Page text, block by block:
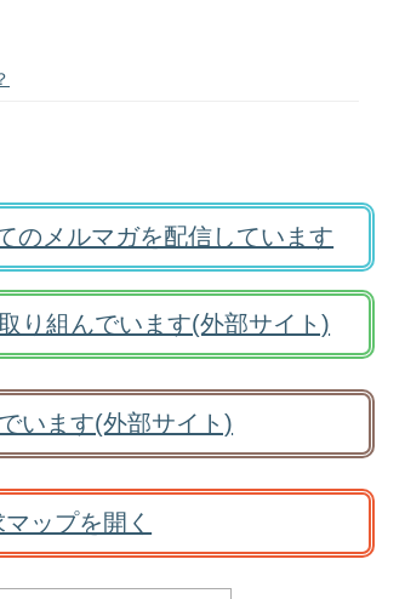
のメルマガを配信しています
り組んでいます(外部サイト)
います(外部サイト)
ップを開く